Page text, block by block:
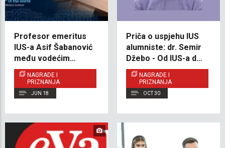
Profesor emeritus
IUS-a Asif Šabanović
među vodećim
svjetskim naučnicima
NAGRADE I
PRIZNANJA
JUN 18
Priča o uspjehu IUS
alumniste: dr. Semir
Džebo - Od IUS-a do
Oxforda
NAGRADE I
PRIZNANJA
OCT 30